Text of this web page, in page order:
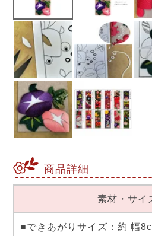
商品詳細
素材・サイ
■できあがりサイズ：約 幅